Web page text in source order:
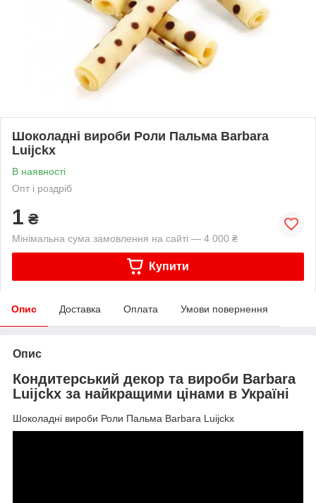
Шоколадні вироби Роли Пальма Barbara
Luijckx
В наявності
Опт і роздріб
1 ₴
Мінімальна сума замовлення на сайті — 4 000 ₴
Купити
Опис Доставка Оплата Умови повернення
Опис
Кондитерський декор та вироби Barbara
Luijckx за найкращими цінами в Україні
Шоколадні вироби Роли Пальма Barbara Luijckx